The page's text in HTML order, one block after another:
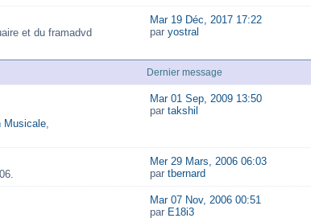
et du framadvd
Mar 19 Déc, 2017 17:22
par yostral
Dernier message
Musicale,
Mar 01 Sep, 2009 13:50
par takshil
Mer 29 Mars, 2006 06:03
par tbernard
Mar 07 Nov, 2006 00:51
par E18i3